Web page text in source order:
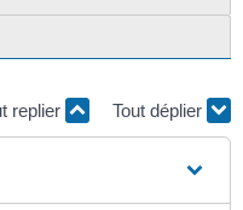
replier Tout déplier